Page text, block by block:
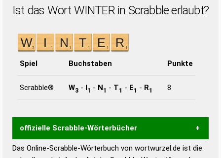
Ist das Wort WINTER in Scrabble erlaubt?
Spiel Buchstaben Punkte
Scrabble® W3 - I1 - N1 - T1 - E1 - R1 8
offizielle Scrabble-Wörterbücher
Wortwurzel liefert mit Hilfe eines semantischen
Das Online-Scrabble-Wörterbuch von wortwurzel.de ist die